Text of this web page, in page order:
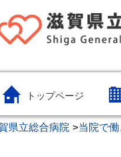
トップページ
県立総合病院 >当院で